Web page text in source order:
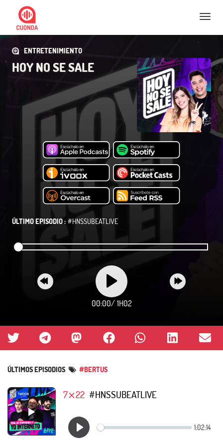
Nav
ENTRETENIMIENTO
HOY NO SE SALE
ÚLTIMO EPISODIO : #HNSSUBEATLIVE
00:00/ 1H02
ÚLTIMOS EPISODIOS #BERTUS
7⨯22 #HNSSUBEATLIVE